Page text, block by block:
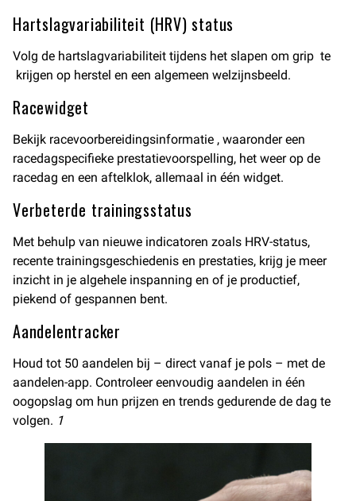
Hartslagvariabiliteit (HRV) status
Volg de hartslagvariabiliteit tijdens het slapen om grip te
krijgen op herstel en een algemeen welzijnsbeeld.
Racewidget
Bekijk racevoorbereidingsinformatie , waaronder een
racedagspecifieke prestatievoorspelling, het weer op de
racedag en een aftelklok, allemaal in één widget.
Verbeterde trainingsstatus
Met behulp van nieuwe indicatoren zoals HRV-status,
recente trainingsgeschiedenis en prestaties, krijg je meer
inzicht in je algehele inspanning en of je productief,
piekend of gespannen bent.
Aandelentracker
Houd tot 50 aandelen bij – direct vanaf je pols – met de
aandelen-app. Controleer eenvoudig aandelen in één
oogopslag om hun prijzen en trends gedurende de dag te
volgen. 1